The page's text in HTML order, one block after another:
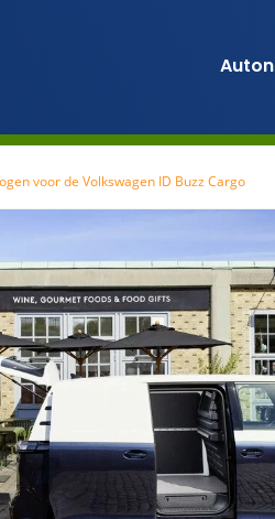
voor de Volkswagen ID Buzz Cargo